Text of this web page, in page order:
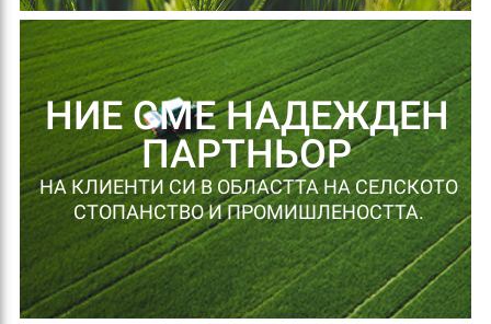
НИЕ СМЕ НАДЕЖДЕН
ПАРТНЬОР
НА КЛИЕНТИ СИ В ОБЛАСТТА НА СЕЛСКОТО
СТОПАНСТВО И ПРОМИШЛЕНОСТТА.